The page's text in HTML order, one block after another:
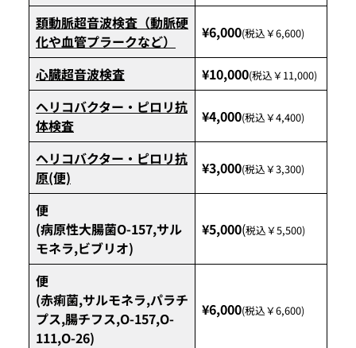
頚動脈超音波検査（動脈硬
化や血管プラークなど）
¥6,000(税込￥6,600)
心臓超音波検査 ¥10,000(税込￥11,000)
ヘリコバクター・ピロリ抗
体検査
¥4,000(税込￥4,400)
ヘリコバクター・ピロリ抗
原(便)
¥3,000(税込￥3,300)
便
(病原性大腸菌O-157,サル
モネラ,ビブリオ)
¥5,000(税込￥5,500)
便
(赤痢菌,サルモネラ,パラチ
プス,腸チフス,O-157,O-
111,O-26)
¥6,000(税込￥6,600)